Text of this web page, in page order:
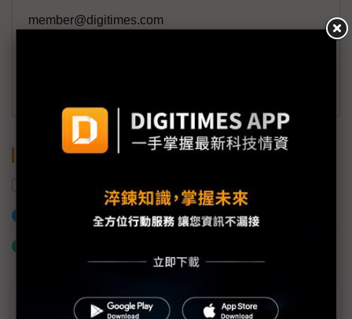
member@digitimes.com
關鍵字
加入已選取到「關鍵字追蹤」
近７天熱門報導